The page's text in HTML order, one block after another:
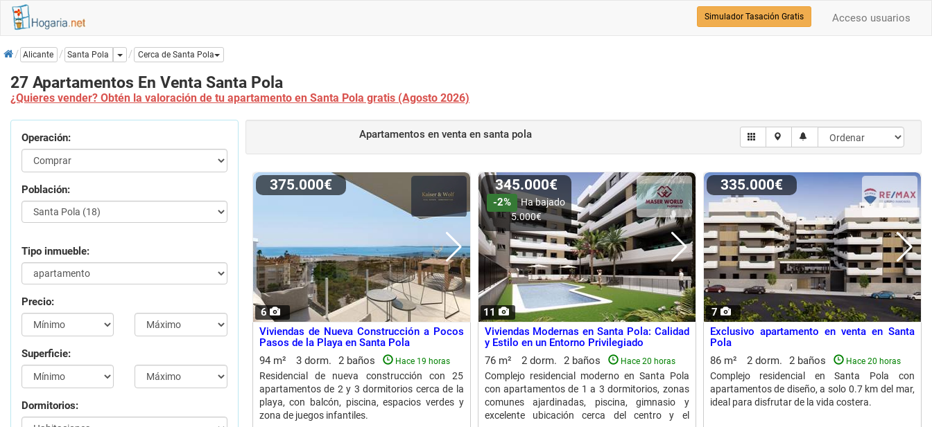
Acceso usuarios
Simulador Tasación Gratis
InicioAlicante Santa Pola Dropdown
Cerca de Santa Pola
27 Apartamentos En Venta Santa Pola
¿Quieres vender? Obtén la valoración de tu apartamento en Santa Pola gratis (Agosto 2026)
Operación:
Población:
Tipo inmueble:
Precio:
Superficie:
Dormitorios:
Apartamentos en ventaen santa pola
6
375.000€
Viviendas de Nueva Construcción a Pocos
Pasos de la Playa en Santa Pola
94 m²
3 dorm. 2 baños Hace 19 horas
Residencial de nueva construcción con 25
apartamentos de 2 y 3 dormitorios cerca de la
playa, con balcón, piscina, espacios verdes y
zona de juegos infantiles.
11
345.000€
-2%
Ha bajado
5.000€
Viviendas Modernas en Santa Pola: Calidad
y Estilo en un Entorno Privilegiado
76 m²
2 dorm. 2 baños Hace 20 horas
Complejo residencial moderno en Santa Pola
con apartamentos de 1 a 3 dormitorios, zonas
comunes ajardinadas, piscina, gimnasio y
excelente ubicación cerca del centro y el
7
335.000€
Exclusivo apartamento en venta en Santa
Pola
86 m²
2 dorm. 2 baños Hace 20 horas
Complejo residencial en Santa Pola con
apartamentos de diseño, a solo 0.7 km del mar,
ideal para disfrutar de la vida costera.